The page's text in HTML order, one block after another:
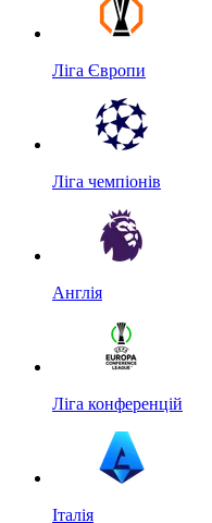
Ліга Європи
Ліга чемпіонів
Англія
Ліга конференцій
Італія